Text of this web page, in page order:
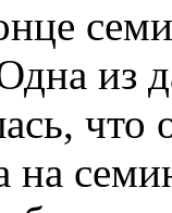
из
на